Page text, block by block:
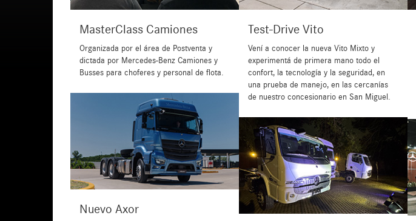
MasterClass Camiones
Organizada por el área de Postventa y
dictada por Mercedes-Benz Camiones y
Busses para choferes y personal de flota.
Test-Drive Vito
Vení a conocer la nueva Vito Mixto y
experimentá de primera mano todo el
confort, la tecnología y la seguridad, en
una prueba de manejo, en las cercanías
de nuestro concesionario en San Miguel.
Nuevo Axor